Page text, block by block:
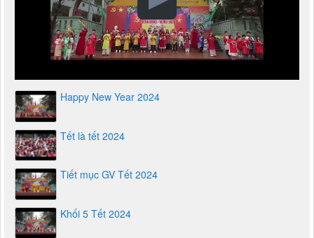
Happy New Year 2024
Tết là tết 2024
Tiết mục GV Tết 2024
Khối 5 Tết 2024